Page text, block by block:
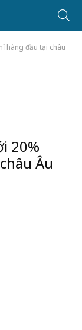
hàng đầu tại châu
20%
Âu